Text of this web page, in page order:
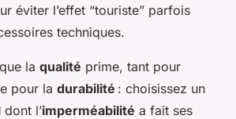
éviter l’effet “touriste” parfois
techniques.
la qualité prime, tant pour
pour la durabilité : choisissez un
dont l’imperméabilité a fait ses